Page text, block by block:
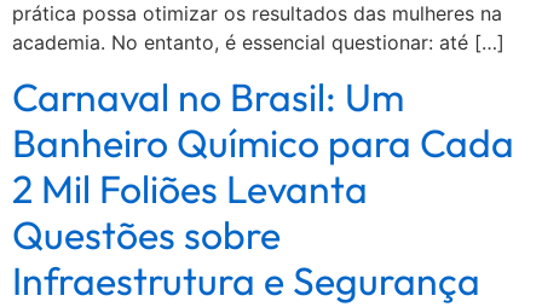
prática possa otimizar os resultados das mulheres na
academia. No entanto, é essencial questionar: até […]
Carnaval no Brasil: Um
Banheiro Químico para Cada
2 Mil Foliões Levanta
Questões sobre
Infraestrutura e Segurança